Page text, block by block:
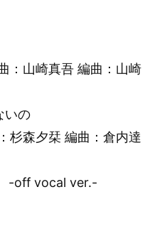
：山崎真吾 編曲：山崎
いの
杉森夕栞 編曲：倉内達
-off vocal ver.-